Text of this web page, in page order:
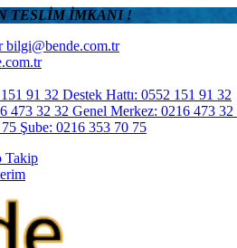
TESLİM İMKANI !
bilgi@bende.com.tr
Destek Hattı: 0552 151 91 32
Genel Merkez: 0216 473 32
Şube: 0216 353 70 75
Takip